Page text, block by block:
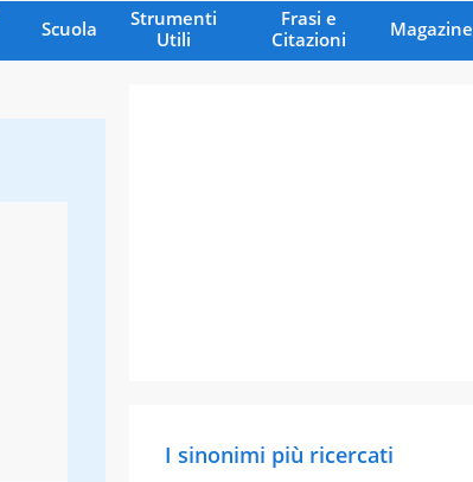
Scuola
Strumenti
Utili
Frasi e
Citazioni
Magazine
I sinonimi più ricercati